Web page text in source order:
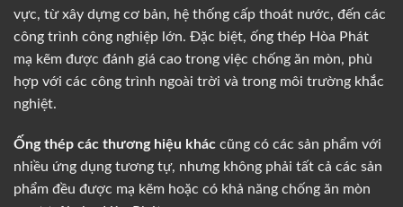
vực, từ xây dựng cơ bản, hệ thống cấp thoát nước, đến các
công trình công nghiệp lớn. Đặc biệt, ống thép Hòa Phát
mạ kẽm được đánh giá cao trong việc chống ăn mòn, phù
hợp với các công trình ngoài trời và trong môi trường khắc
nghiệt.
Ống thép các thương hiệu khác cũng có các sản phẩm với
nhiều ứng dụng tương tự, nhưng không phải tất cả các sản
phẩm đều được mạ kẽm hoặc có khả năng chống ăn mòn